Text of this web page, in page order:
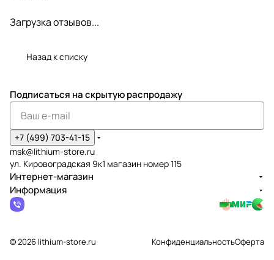
Загрузка отзывов...
Назад к списку
Подписаться на скрытую распродажу
+7 (499) 703-41-15
msk@lithium-store.ru
ул. Кировоградская 9к1 магазин номер 115
Интернет-магазин
Информация
© 2026 lithium-store.ru КонфиденциальностьОферта